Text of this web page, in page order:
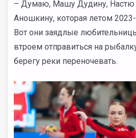
– Думаю, Машу Дудину, Настю
Аношкину, которая летом
Вот они заядлые
втроем отправиться на
берегу реки переночевать.